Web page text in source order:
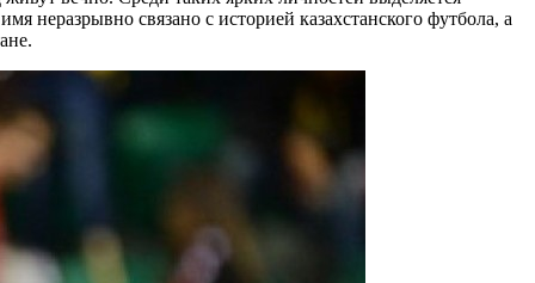
неразрывно связано с историей казахстанского футбола, а